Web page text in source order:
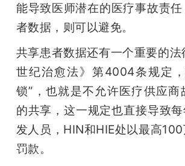
能导致医师潜在的医疗事故责
者数据，则可以避免。
共享患者数据还有一个重要的法
世纪治愈法》第4004条规定
锁”，也就是不允许医疗供应商
的共享，这一规定也直接导致
发人员，HIN和HIE处以最高
罚款。